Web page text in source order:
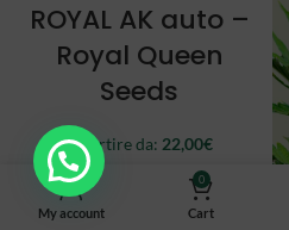
ROYAL AK auto –
Royal Queen
Seeds
A partire da: 22,00€
3 semi
My account
0
Cart